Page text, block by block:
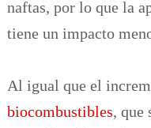
naftas, por lo que la
tiene un impacto
Al igual que el
biocombustibles, que